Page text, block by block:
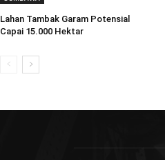
Lahan Tambak Garam Potensial
Capai 15.000 Hektar